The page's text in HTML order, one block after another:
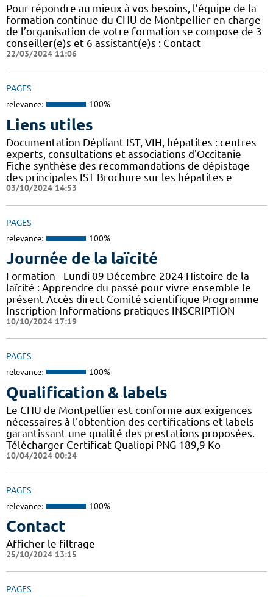
Pour répondre au mieux à vos besoins, l’équipe de la
formation continue du CHU de Montpellier en charge
de l’organisation de votre formation se compose de 3
conseiller(e)s et 6 assistant(e)s : Contact
22/03/2024 11:06
PAGES
relevance: 100%
Liens utiles
Documentation Dépliant IST, VIH, hépatites : centres
experts, consultations et associations d'Occitanie
Fiche synthèse des recommandations de dépistage
des principales IST Brochure sur les hépatites e
03/10/2024 14:53
PAGES
relevance: 100%
Journée de la laïcité
Formation - Lundi 09 Décembre 2024 Histoire de la
laïcité : Apprendre du passé pour vivre ensemble le
présent Accès direct Comité scientifique Programme
Inscription Informations pratiques ​INSCRIPTION
10/10/2024 17:19
PAGES
relevance: 100%
Qualification & labels
Le CHU de Montpellier est conforme aux exigences
nécessaires à l'obtention des certifications et labels
garantissant une qualité des prestations proposées.
Télécharger Certificat Qualiopi PNG 189,9 Ko
10/04/2024 00:24
PAGES
relevance: 100%
Contact
Afficher le filtrage
25/10/2024 13:15
PAGES